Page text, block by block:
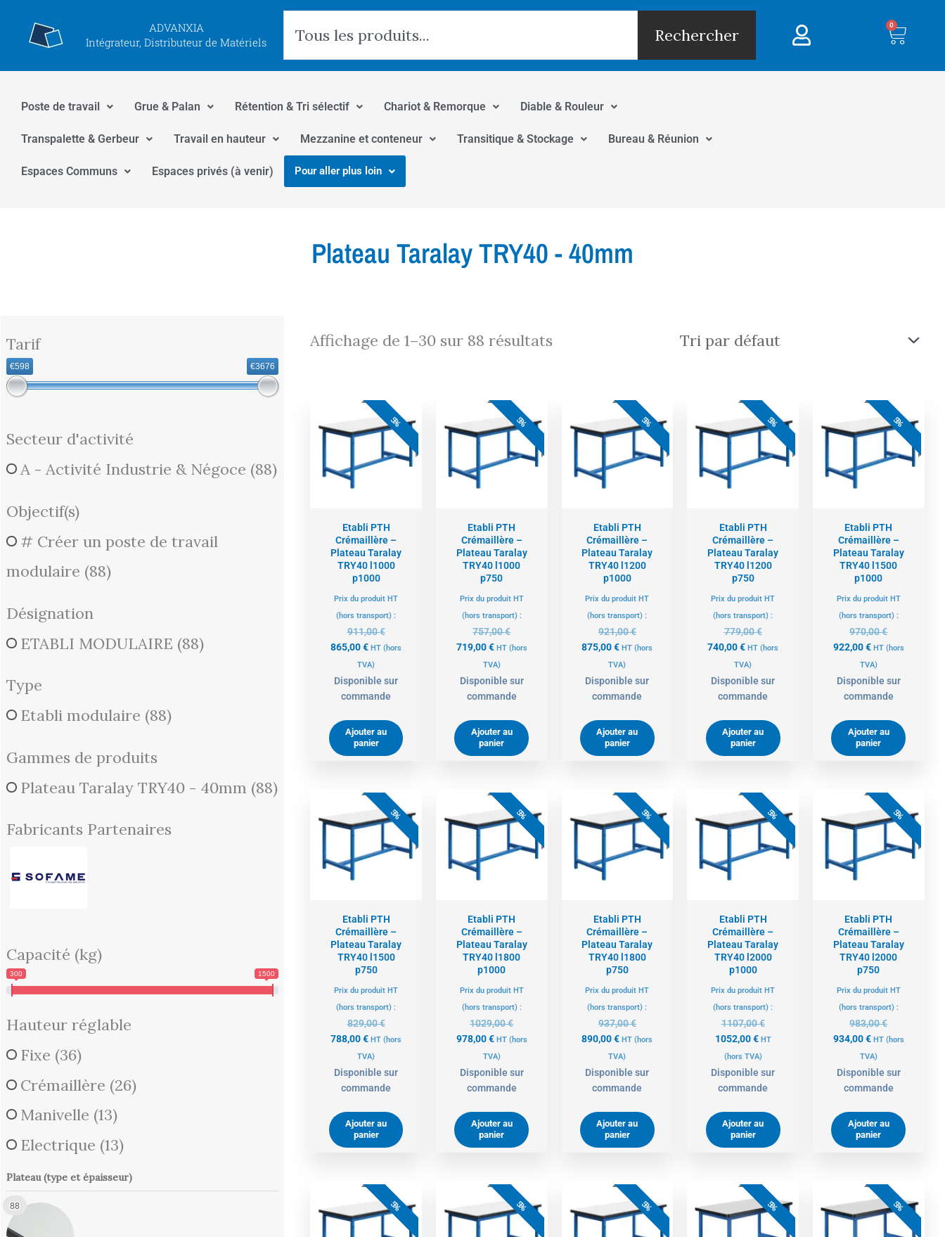
contenu
ADVANXIA
Intégrateur, Distributeur de Matériels
Rechercher
0
Poste de travail Grue & Palan Rétention & Tri sélectif Chariot & Remorque Diable & Rouleur
Transpalette & Gerbeur Travail en hauteur Mezzanine et conteneur Transitique & Stockage Bureau & Réunion
Espaces Communs Espaces privés (à venir) Pour aller plus loin
Plateau Taralay TRY40 - 40mm
Tarif
€598 €3676
Secteur d'activité
A - Activité Industrie & Négoce (88)
Objectif(s)
# Créer un poste de travail
modulaire (88)
Désignation
ETABLI MODULAIRE (88)
Type
Etabli modulaire (88)
Gammes de produits
Plateau Taralay TRY40 - 40mm (88)
Fabricants Partenaires
Capacité (kg)
300 1500
Hauteur réglable
Fixe (36)
Crémaillère (26)
Manivelle (13)
Electrique (13)
Plateau (type et épaisseur)
88
Affichage de 1–30 sur 88 résultats
5%
Etabli PTH
Crémaillère –
Plateau Taralay
TRY40 l1000
p1000
Prix du produit HT
(hors transport) :
911,00€
Le
prix
initial
était :
911,00 €.
865,00€
Le
prix
actuel
est :
865,00 €.
HT (hors
TVA)
Disponible sur
commande
Ajouter au
panier
5%
Etabli PTH
Crémaillère –
Plateau Taralay
TRY40 l1000
p750
Prix du produit HT
(hors transport) :
757,00€
Le
prix
initial
était :
757,00 €.
719,00€
Le
prix
actuel
est :
719,00 €.
HT (hors
TVA)
Disponible sur
commande
Ajouter au
panier
5%
Etabli PTH
Crémaillère –
Plateau Taralay
TRY40 l1200
p1000
Prix du produit HT
(hors transport) :
921,00€
Le
prix
initial
était :
921,00 €.
875,00€
Le
prix
actuel
est :
875,00 €.
HT (hors
TVA)
Disponible sur
commande
Ajouter au
panier
5%
Etabli PTH
Crémaillère –
Plateau Taralay
TRY40 l1200
p750
Prix du produit HT
(hors transport) :
779,00€
Le
prix
initial
était :
779,00 €.
740,00€
Le
prix
actuel
est :
740,00 €.
HT (hors
TVA)
Disponible sur
commande
Ajouter au
panier
5%
Etabli PTH
Crémaillère –
Plateau Taralay
TRY40 l1500
p1000
Prix du produit HT
(hors transport) :
970,00€
Le
prix
initial
était :
970,00 €.
922,00€
Le
prix
actuel
est :
922,00 €.
HT (hors
TVA)
Disponible sur
commande
Ajouter au
panier
5%
Etabli PTH
Crémaillère –
Plateau Taralay
TRY40 l1500
p750
Prix du produit HT
(hors transport) :
829,00€
Le
prix
initial
était :
829,00 €.
788,00€
Le
prix
actuel
est :
788,00 €.
HT (hors
TVA)
Disponible sur
commande
Ajouter au
panier
5%
Etabli PTH
Crémaillère –
Plateau Taralay
TRY40 l1800
p1000
Prix du produit HT
(hors transport) :
1029,00€
Le
prix
initial
était :
1029,00 €.
978,00€
Le
prix
actuel
est :
978,00 €.
HT (hors
TVA)
Disponible sur
commande
Ajouter au
panier
5%
Etabli PTH
Crémaillère –
Plateau Taralay
TRY40 l1800
p750
Prix du produit HT
(hors transport) :
937,00€
Le
prix
initial
était :
937,00 €.
890,00€
Le
prix
actuel
est :
890,00 €.
HT (hors
TVA)
Disponible sur
commande
Ajouter au
panier
5%
Etabli PTH
Crémaillère –
Plateau Taralay
TRY40 l2000
p1000
Prix du produit HT
(hors transport) :
1107,00€
Le
prix
initial
était :
1107,00 €.
1052,00€
Le
prix
actuel
est :
1052,00 €.
HT
(hors TVA)
Disponible sur
commande
Ajouter au
panier
5%
Etabli PTH
Crémaillère –
Plateau Taralay
TRY40 l2000
p750
Prix du produit HT
(hors transport) :
983,00€
Le
prix
initial
était :
983,00 €.
934,00€
Le
prix
actuel
est :
934,00 €.
HT (hors
TVA)
Disponible sur
commande
Ajouter au
panier
5%
Le
prix
initial
était :
Le
prix
actuel
est :
5%
Le
prix
initial
était :
Le
prix
actuel
est :
5%
Le
prix
initial
était :
Le
prix
actuel
est :
5%
Le
prix
initial
était :
Le
prix
actuel
est :
5%
Le
prix
initial
était :
Le
prix
actuel
est :